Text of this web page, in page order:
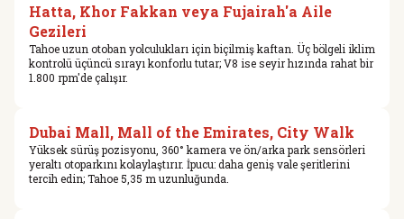
Hatta, Khor Fakkan veya Fujairah'a Aile
Gezileri
Tahoe uzun otoban yolculukları için biçilmiş kaftan. Üç bölgeli iklim
kontrolü üçüncü sırayı konforlu tutar; V8 ise seyir hızında rahat bir
1.800 rpm'de çalışır.
Dubai Mall, Mall of the Emirates, City Walk
Yüksek sürüş pozisyonu, 360° kamera ve ön/arka park sensörleri
yeraltı otoparkını kolaylaştırır. İpucu: daha geniş vale şeritlerini
tercih edin; Tahoe 5,35 m uzunluğunda.